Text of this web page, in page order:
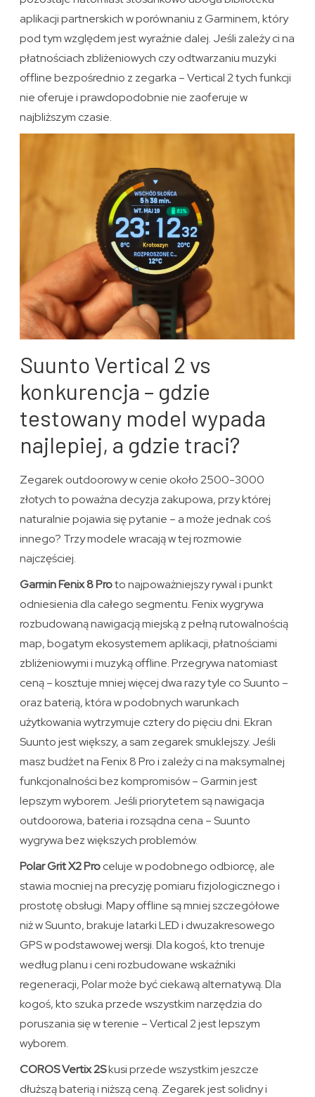
aplikacji partnerskich w porównaniu z Garminem, który
pod tym względem jest wyraźnie dalej. Jeśli zależy ci na
płatnościach zbliżeniowych czy odtwarzaniu muzyki
offline bezpośrednio z zegarka – Vertical 2 tych funkcji
nie oferuje i prawdopodobnie nie zaoferuje w
najbliższym czasie.
Suunto Vertical 2 vs
konkurencja – gdzie
testowany model wypada
najlepiej, a gdzie traci?
Zegarek outdoorowy w cenie około 2500-3000
złotych to poważna decyzja zakupowa, przy której
naturalnie pojawia się pytanie – a może jednak coś
innego? Trzy modele wracają w tej rozmowie
najczęściej.
Garmin Fenix 8 Proto najpoważniejszy rywal i punkt
odniesienia dla całego segmentu. Fenix wygrywa
rozbudowaną nawigacją miejską z pełną rutowalnością
map, bogatym ekosystemem aplikacji, płatnościami
zbliżeniowymi i muzyką offline. Przegrywa natomiast
ceną – kosztuje mniej więcej dwa razy tyle co Suunto –
oraz baterią, która w podobnych warunkach
użytkowania wytrzymuje cztery do pięciu dni. Ekran
Suunto jest większy, a sam zegarek smuklejszy. Jeśli
masz budżet na Fenix 8 Pro i zależy ci na maksymalnej
funkcjonalności bez kompromisów – Garmin jest
lepszym wyborem. Jeśli priorytetem są nawigacja
outdoorowa, bateria i rozsądna cena – Suunto
wygrywa bez większych problemów.
Polar Grit X2 Proceluje w podobnego odbiorcę, ale
stawia mocniej na precyzję pomiaru fizjologicznego i
prostotę obsługi. Mapy offline są mniej szczegółowe
niż w Suunto, brakuje latarki LED i dwuzakresowego
GPS w podstawowej wersji. Dla kogoś, kto trenuje
według planu i ceni rozbudowane wskaźniki
regeneracji, Polar może być ciekawą alternatywą. Dla
kogoś, kto szuka przede wszystkim narzędzia do
poruszania się w terenie – Vertical 2 jest lepszym
wyborem.
COROS Vertix 2Skusi przede wszystkim jeszcze
dłuższą baterią i niższą ceną. Zegarek jest solidny i